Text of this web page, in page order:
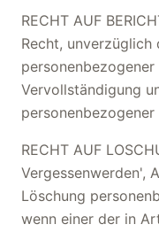
RECHT AUF
Recht,
Vervollständigung
RECHT AUF
Vergessenwerden',
Löschung
wenn einer der in